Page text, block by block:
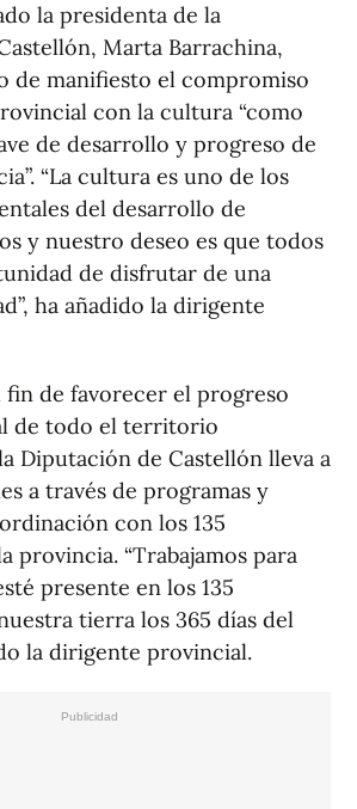
la presidenta de la
Marta Barrachina,
de manifiesto el compromiso
con la cultura “como
de desarrollo y progreso de
“La cultura es uno de los
del desarrollo de
y nuestro deseo es que todos
de disfrutar de una
ha añadido la dirigente
de favorecer el progreso
de todo el territorio
Diputación de Castellón lleva a
a través de programas y
con los 135
provincia. “Trabajamos para
presente en los 135
tierra los 365 días del
la dirigente provincial.